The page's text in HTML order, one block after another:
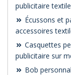
publicitaire
Écussons et
accessoires
Casquettes
publicitaire sur
Bob